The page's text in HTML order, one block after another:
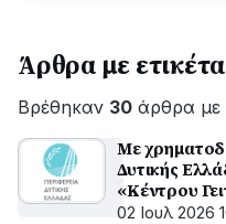
εξέλιξη
οι
εργασίες
ΔΕΔΔΗΕ
για
την
Άρθρα με
Βρέθηκαν 30 άρθρα με
Με
Δυτικής
«Κέντρου
02 Ιουλ 2026